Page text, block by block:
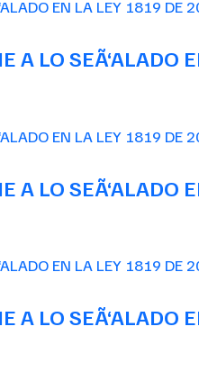
A LO SEÃ‘ALADO
A LO SEÃ‘ALADO
A LO SEÃ‘ALADO